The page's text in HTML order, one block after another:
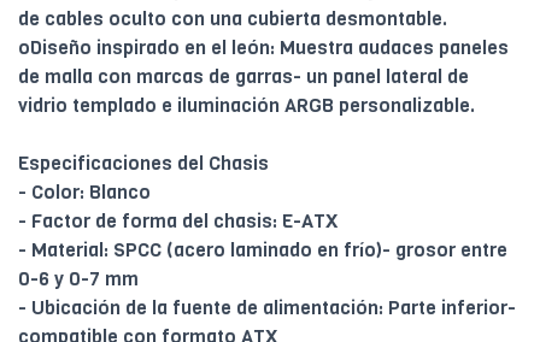
de cables oculto con una cubierta desmontable.
oDiseño inspirado en el león: Muestra audaces paneles
de malla con marcas de garras- un panel lateral de
vidrio templado e iluminación ARGB personalizable.
Especificaciones del Chasis
- Color: Blanco
- Factor de forma del chasis: E-ATX
- Material: SPCC (acero laminado en frío)- grosor entre
0-6 y 0-7 mm
- Ubicación de la fuente de alimentación: Parte inferior-
compatible con formato ATX